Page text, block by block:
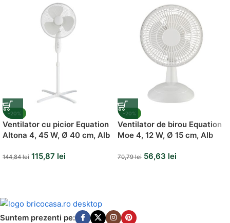
Vezi Oferta
-20%
Ventilator cu picior Equation
Altona 4, 45 W, Ø 40 cm, Alb
144,84lei 115,87 lei
-20%
Ventilator de birou Equation
Moe 4, 12 W, Ø 15 cm, Alb
70,79lei 56,63 lei
Suntem prezenti pe: